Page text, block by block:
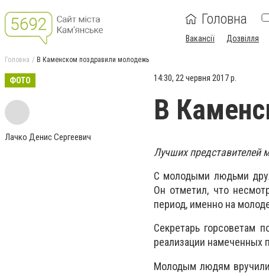
Головна
Вакансії Дозвілля
Головна В Каменском поздравили молодежь
ФОТО
Лачко Денис Сергеевич
14:30, 22 червня 2017 р.
В
Лучших представителей
С молодыми людьми
Он отметил, что
период, именно на
Секретарь горсоветам
реализации намеченных
Молодым людям вручили